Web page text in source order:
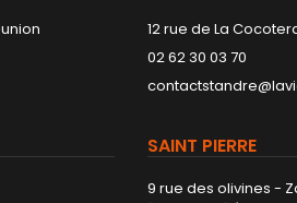
12 rue de La
02 62 30 03 70
SAINT PIERRE
9 rue des olivines -